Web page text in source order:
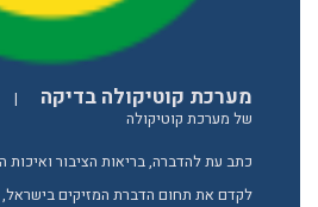
מערכת קוטיקולה בדיקה |
של מערכת קוטיקולה
כתב עת להדברה, בריאות הציבור
לקדם את תחום הדברת המזיקים בישראל,